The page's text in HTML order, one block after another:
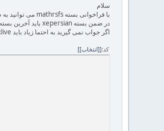
سلام
با فراخوانی بسته mathrsfs می توانید به صورت اسکریپت بنویسید
در ضمن بسته xepersian باید آخرین بسته ای باشد که فراخوانی می شود
اگر جواب نمی گیرید به احتما زیاد باید texlive را به روز کنید
کد [انتخاب]